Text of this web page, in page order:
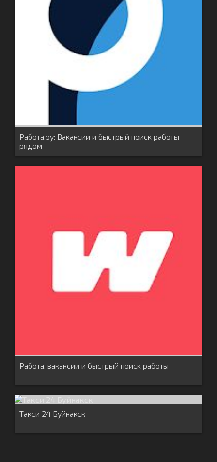
Работа.ру: Вакансии и быстрый поиск работы
рядом
Работа, вакансии и быстрый поиск работы
Такси 24 Буйнакск